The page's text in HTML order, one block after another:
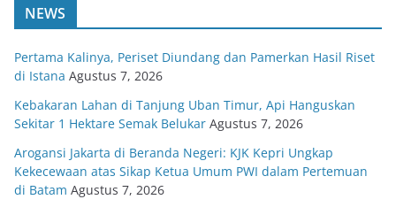
NEWS
Pertama Kalinya, Periset Diundang dan Pamerkan Hasil Riset
di Istana Agustus 7, 2026
Kebakaran Lahan di Tanjung Uban Timur, Api Hanguskan
Sekitar 1 Hektare Semak Belukar Agustus 7, 2026
Arogansi Jakarta di Beranda Negeri: KJK Kepri Ungkap
Kekecewaan atas Sikap Ketua Umum PWI dalam Pertemuan
di Batam Agustus 7, 2026